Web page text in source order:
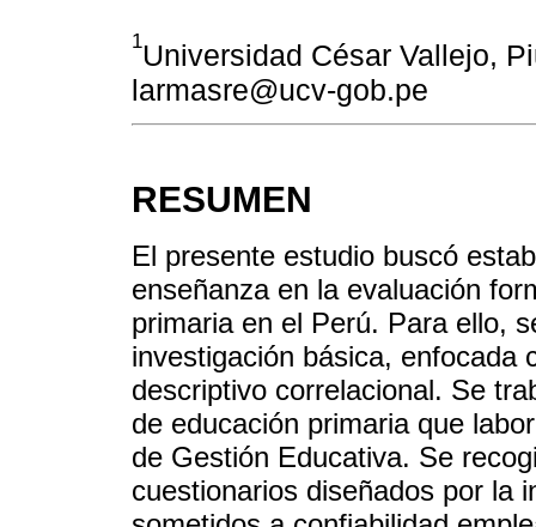
1Universidad César Vallejo,
larmasre@ucv-gob.pe
RESUMEN
El presente estudio buscó
enseñanza en la evaluación
primaria en el Perú. Para ello,
investigación básica, enfocada
descriptivo correlacional. Se
de educación primaria que
de Gestión Educativa. Se
cuestionarios diseñados por la